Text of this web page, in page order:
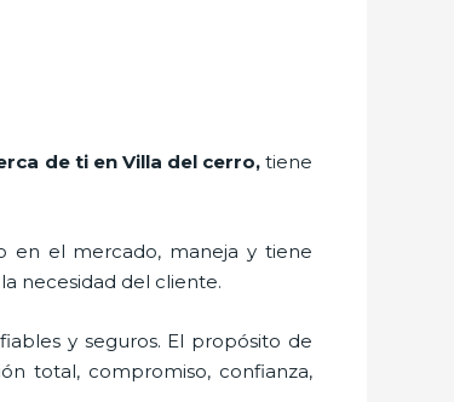
de ti en Villa del cerro,tiene
en el mercado, maneja y tiene
necesidad del cliente.
y seguros. El propósito de
total, compromiso, confianza,